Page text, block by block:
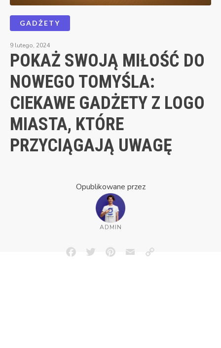
GADŻETY
9 lutego, 2024
POKAŻ SWOJĄ MIŁOŚĆ DO
NOWEGO TOMYŚLA:
CIEKAWE GADŻETY Z LOGO
MIASTA, KTÓRE
PRZYCIĄGAJĄ UWAGĘ
Opublikowane przez
ADMIN
FacebookTwitterPinterestEmailCopy